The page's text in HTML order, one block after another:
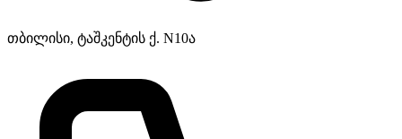
თბილისი, ტაშკენტის ქ. N10ა